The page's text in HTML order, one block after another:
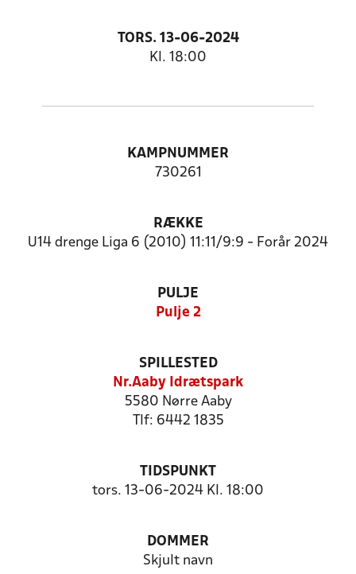
TORS. 13-06-2024
Kl. 18:00
KAMPNUMMER
730261
RÆKKE
U14 drenge Liga 6 (2010) 11:11/9:9 - Forår 2024
PULJE
Pulje 2
SPILLESTED
Nr.Aaby Idrætspark
5580 Nørre Aaby
Tlf: 6442 1835
TIDSPUNKT
tors. 13-06-2024 Kl. 18:00
DOMMER
Skjult navn